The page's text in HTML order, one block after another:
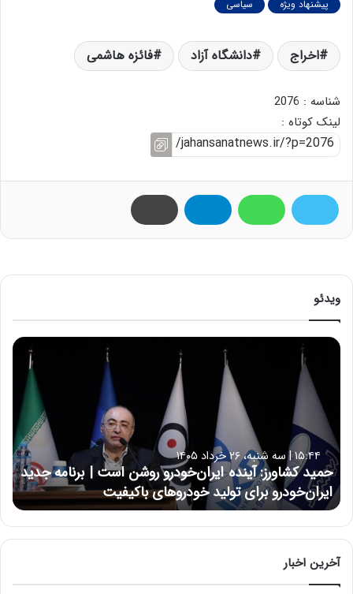
پیشنهاد ویژه سیاسی
اخراج دانشگاه آزاد فائزه هاشمی
شناسه : 2076
لینک کوتاه :
ویدئو
ح
ش
ا
و
ر
ز
:
آ
ی
ن
۱۵:۴۴ | سه شنبه، ۲۶ خرداد ۱۴۰۵
حمید کشاورز: آینده ایران‌خودرو روشن است | برنامه جدید
ایران‌خودرو برای تولید خودروهای باکیفیت
آخرین اخبار